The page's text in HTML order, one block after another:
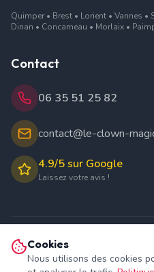
Quimper • Brest • Lorient • Vannes
Dinan • Concarneau • Morlaix •
Contact
06 35 51 25 82
contact@le-clown-
4.9/5 sur Google
Laissez votre avis !
©2026
SIRET : 502 207 178
Cookies
Nous utilisons des cookies